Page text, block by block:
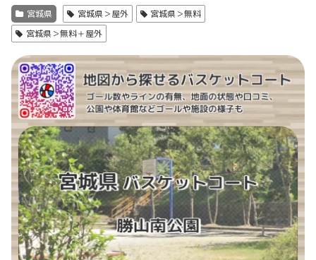
宮城県 宮城県＞屋外
宮城県＞無料
宮城県＞無料＋屋外